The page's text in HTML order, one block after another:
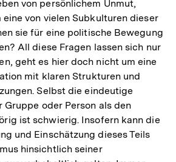
von persönlichem Unmut,
von vielen Subkulturen dieser
sie für eine politische Bewegung
All diese Fragen lassen sich nur
geht es hier doch nicht um eine
mit klaren Strukturen und
Selbst die eindeutige
oder Person als den
ist schwierig. Insofern kann die
und Einschätzung dieses Teils
hinsichtlich seiner